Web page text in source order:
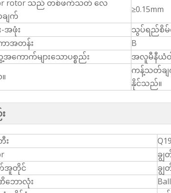
rotor သည် တစ်ဖက်သတ် လေ
ျက်
≥0.15mm
အဖုံး
သွပ်ရည်စိမ်
ာအတန်း
B
ကောက်များသောပစ္စည်း
အလူမီနီယံဝ
ကန့်သတ်ချ
နိုင်သည်။
း
ချွ
အူတိုင်
ချွ
ောလုံး